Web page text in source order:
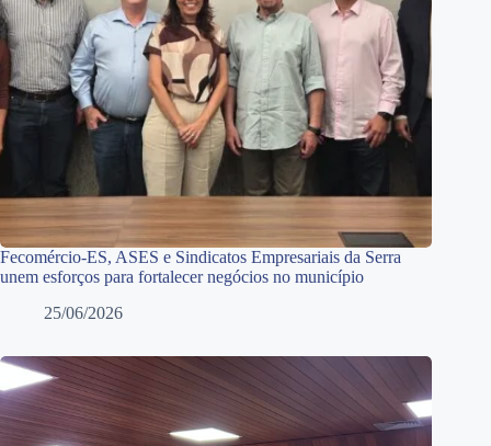
Fecomércio-ES, ASES e Sindicatos Empresariais da Serra
unem esforços para fortalecer negócios no município
25/06/2026